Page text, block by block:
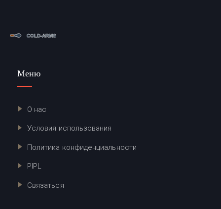
Меню
О нас
Условия использования
Политика конфиденциальности
PIPL
Связаться